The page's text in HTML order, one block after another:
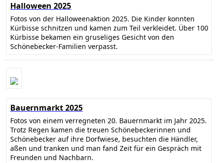
Halloween 2025
Fotos von der Halloweenaktion 2025. Die Kinder konnten
Kürbisse schnitzen und kamen zum Teil verkleidet. Über 100
Kürbisse bekamen ein gruseliges Gesicht von den
Schönebecker-Familien verpasst.
Bauernmarkt 2025
Fotos von einem verregneten 20. Bauernmarkt im Jahr 2025.
Trotz Regen kamen die treuen Schönebeckerinnen und
Schönebecker auf ihre Dorfwiese, besuchten die Händler,
aßen und tranken und man fand Zeit für ein Gespräch mit
Freunden und Nachbarn.